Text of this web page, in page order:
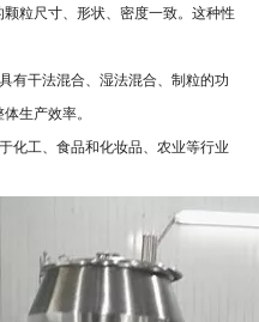
粒尺寸、形状、密度一致。这种性
有干法混合、湿法混合、制粒的功
生产效率。
化工、食品和化妆品、农业等行业